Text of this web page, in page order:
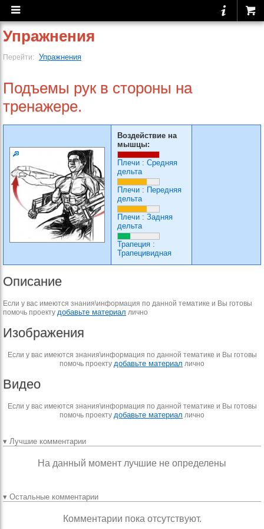
Упражнения
Перейти: Упражнения
Подъемы рук в стороны на
тренажере.
Воздействие на
мышцы:
Плечи : Средняя
дельта
Плечи : Передняя
дельта
Плечи : Задняя
дельта
Трапеция :
Трапецивидная
Описание
Если у вас имеются знания\информация по данной тематике и Вы готовы
помочь проекту добавьте материал лично
Изображения
Если у вас имеются знания\информация по данной тематике и Вы готовы
помочь проекту добавьте материал лично
Видео
Если у вас имеются знания\информация по данной тематике и Вы готовы
помочь проекту добавьте материал лично
▾ Лучшие комментарии
На данный момент лучшие не определены
▾ Остальные комментарии
Комментарии пока отсутствуют.